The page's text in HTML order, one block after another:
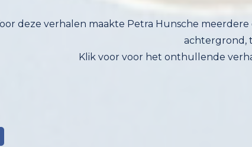
deze verhalen maakte Petra Hunsche
achtergrond,
Klik voor voor het onthullende